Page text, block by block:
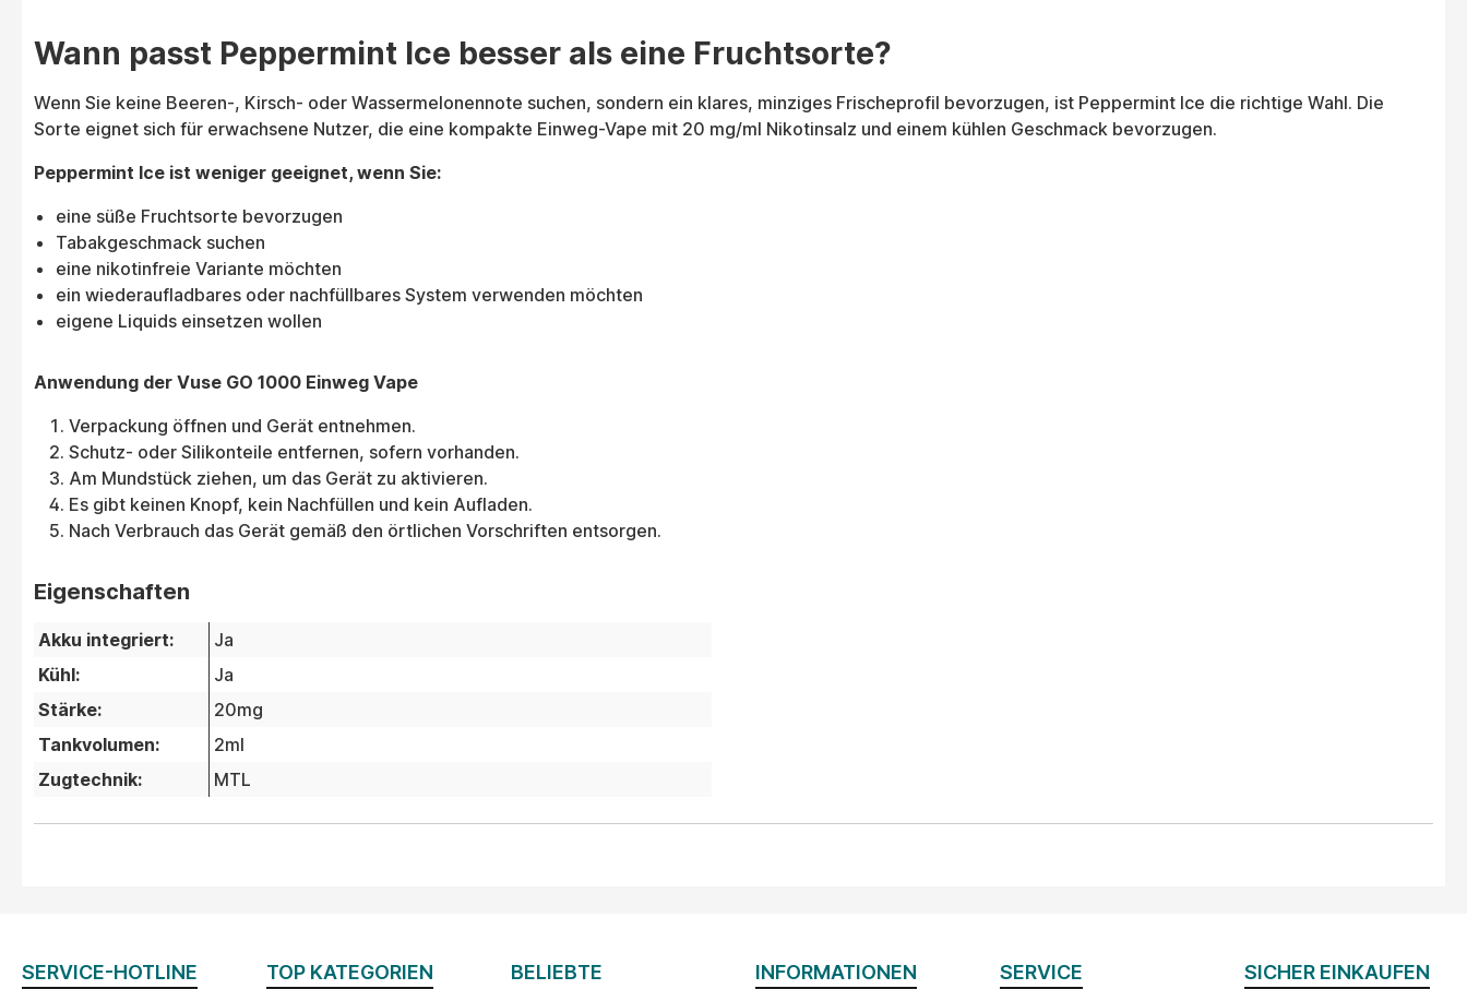
Wann passt Peppermint Ice besser als eine Fruchtsorte?
Wenn Sie keine Beeren-, Kirsch- oder Wassermelonennote suchen, sondern ein klares, minziges Frischeprofil bevorzugen, ist Peppermint Ice die richtige Wahl. Die
Sorte eignet sich für erwachsene Nutzer, die eine kompakte Einweg-Vape mit 20 mg/ml Nikotinsalz und einem kühlen Geschmack bevorzugen.
Peppermint Ice ist weniger geeignet, wenn Sie:
eine süße Fruchtsorte bevorzugen
Tabakgeschmack suchen
eine nikotinfreie Variante möchten
ein wiederaufladbares oder nachfüllbares System verwenden möchten
eigene Liquids einsetzen wollen
Anwendung der Vuse GO 1000 Einweg Vape
Verpackung öffnen und Gerät entnehmen.
Schutz- oder Silikonteile entfernen, sofern vorhanden.
Am Mundstück ziehen, um das Gerät zu aktivieren.
Es gibt keinen Knopf, kein Nachfüllen und kein Aufladen.
Nach Verbrauch das Gerät gemäß den örtlichen Vorschriften entsorgen.
Eigenschaften
Akku integriert:
Ja
Kühl:
Ja
Stärke:
20mg
Tankvolumen:
2ml
Zugtechnik:
MTL
SERVICE-HOTLINE TOP KATEGORIEN
BELIEBTE
INFORMATIONEN SERVICE SICHER EINKAUFEN